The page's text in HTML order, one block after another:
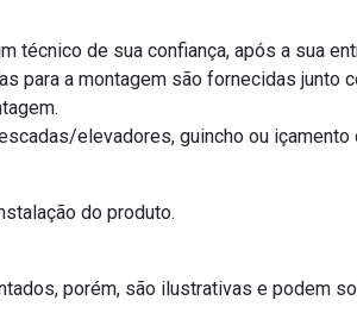
técnico de sua confiança, após a sua
para a montagem são fornecidas junto
elevadores, guincho ou içamento
do produto.
porém, são ilustrativas e podem